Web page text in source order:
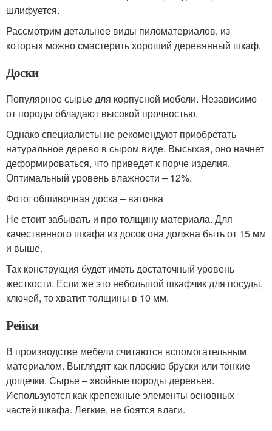
шлифуется.
Рассмотрим детальнее виды пиломатериалов, из
которых можно смастерить хороший деревянный шкаф.
Доски
Популярное сырье для корпусной мебели. Независимо
от породы обладают высокой прочностью.
Однако специалисты не рекомендуют приобретать
натуральное дерево в сыром виде. Высыхая, оно начнет
деформироваться, что приведет к порче изделия.
Оптимальный уровень влажности – 12%.
Фото: обшивочная доска – вагонка
Не стоит забывать и про толщину материала. Для
качественного шкафа из досок она должна быть от 15 мм
и выше.
Так конструкция будет иметь достаточный уровень
жесткости. Если же это небольшой шкафчик для посуды,
ключей, то хватит толщины в 10 мм.
Рейки
В производстве мебели считаются вспомогательным
материалом. Выглядят как плоские бруски или тонкие
дощечки. Сырье – хвойные породы деревьев.
Используются как крепежные элементы основных
частей шкафа. Легкие, не боятся влаги.